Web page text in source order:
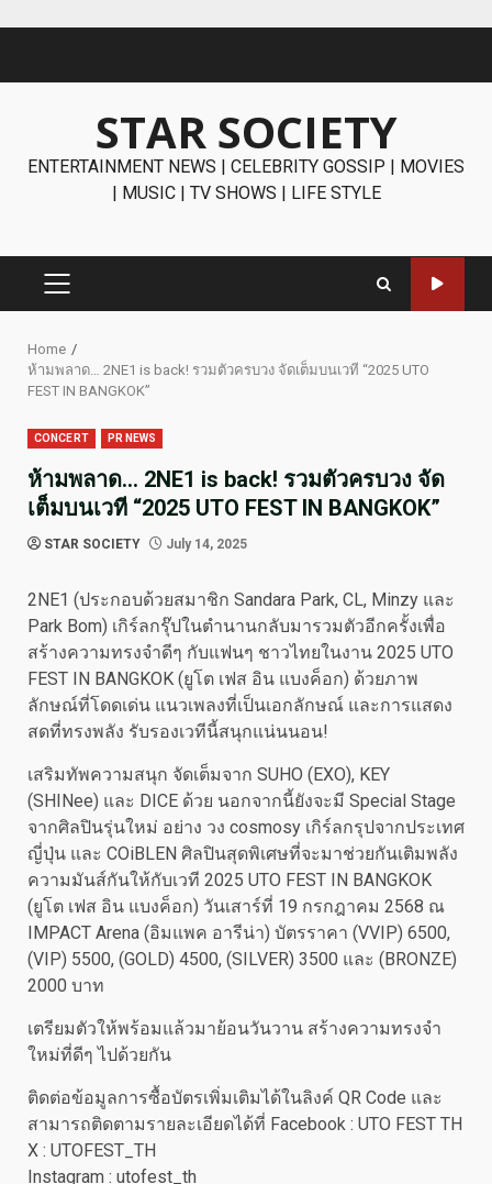
STAR SOCIETY
ENTERTAINMENT NEWS | CELEBRITY GOSSIP | MOVIES
| MUSIC | TV SHOWS | LIFE STYLE
PRIMARY
Home
ห้ามพลาด… 2NE1 is back! รวมตัวครบวง จัดเต็มบนเวที “2025 UTO
FEST IN BANGKOK”
CONCERT PR NEWS
ห้ามพลาด… 2NE1 is back! รวมตัวครบวง จัด
เต็มบนเวที “2025 UTO FEST IN BANGKOK”
STAR SOCIETY July 14, 2025
2NE1 (ประกอบด้วยสมาชิก Sandara Park, CL, Minzy และ
Park Bom) เกิร์ลกรุ๊ปในตำนานกลับมารวมตัวอีกครั้งเพื่อ
สร้างความทรงจำดีๆ กับแฟนๆ ชาวไทยในงาน 2025 UTO
FEST IN BANGKOK (ยูโต เฟส อิน แบงค็อก)​ ​ด้วยภาพ
ลักษณ์ที่โดดเด่น แนวเพลงที่เป็นเอกลักษณ์ และการแสดง
สดที่ทรงพลัง รับรองเวทีนี้สนุกแน่นนอน!
เสริมทัพความสนุก จัดเต็มจาก SUHO (EXO), KEY
(SHINee) และ DICE ด้วย นอกจากนี้ยังจะมี Special Stage
จากศิลปินรุ่นใหม่ อย่าง วง cosmosy เกิร์ล​กรุปจากประเทศ
ญี่ปุ่น และ COiBLEN ศิลปินสุดพิเศษที่จะมาช่วยกันเติมพลัง
ความมันส์กันให้กับเวที 2025 UTO FEST IN BANGKOK
(ยูโต เฟส อิน แบงค็อก)​ วันเสาร์ที่ 19 กรกฎาคม 2568 ณ
IMPACT Arena (อิมแพค อารีน่า)​ บัตรราคา (VVIP)​ 6500,
(VIP) 5500, (GOLD) 4500, (SILVER) 3500 และ (BRONZE)​
2000 บาท
เตรียมตัวให้พร้อมแล้วมาย้อนวันวาน สร้างความทรงจำ
ใหม่ที่ดีๆ ไปด้วยกัน
ติดต่อข้อมูลการซื้อบัตรเพิ่มเติมได้ในลิงค์ QR Code และ
สามารถติดตามรายละเอียดได้ที่ Facebook : UTO FEST TH
X : UTOFEST_TH
Instagram : utofest_th